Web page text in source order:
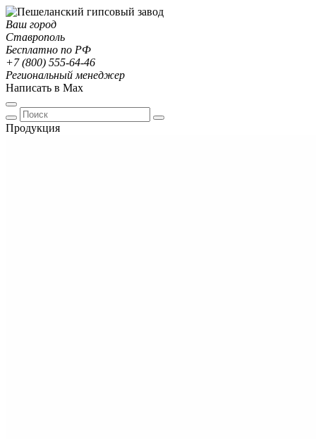
Ваш город
Ставрополь
Бесплатно по РФ
+7 (800) 555-64-46
Региональный менеджер
Написать в Max
Продукция